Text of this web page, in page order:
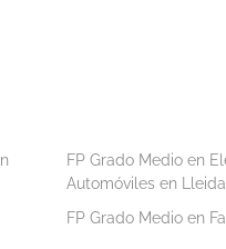
FP Grado Medio en
Automóviles en Lleida
FP Grado Medio en